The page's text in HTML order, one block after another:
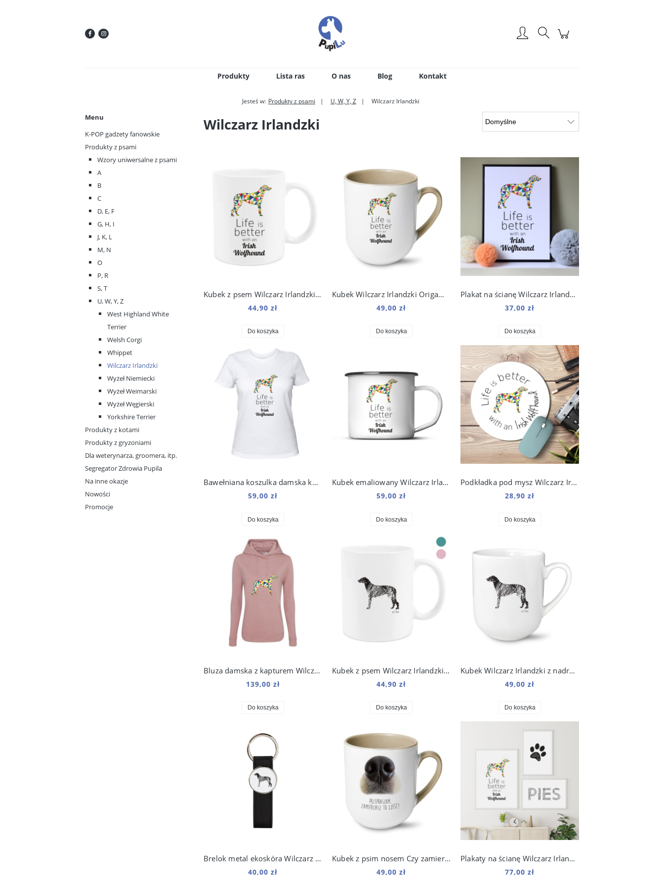
Produkty Lista ras O nas Blog Kontakt
Jesteś w: Produkty z psami U, W, Y, Z Wilczarz Irlandzki
Menu
K-POP gadżety fanowskie
Produkty z psami
Wzory uniwersalne z psami
A
B
C
D, E, F
G, H, I
J, K, L
M, N
O
P, R
S, T
U, W, Y, Z
West Highland White
Terrier
Welsh Corgi
Whippet
Wilczarz Irlandzki
Wyżeł Niemiecki
Wyżeł Weimarski
Wyżeł Węgierski
Yorkshire Terrier
Produkty z kotami
Produkty z gryzoniami
Dla weterynarza, groomera, itp.
Segregator Zdrowia Pupila
Na inne okazje
Nowości
Promocje
Wilczarz Irlandzki
Kubek z psem Wilczarz Irlandzki Origami 330 ml
44,90 zł
Do koszyka
Kubek Wilczarz Irlandzki Origami 250 ml
49,00 zł
Do koszyka
Plakat na ścianę Wilczarz Irlandzki Origami do salonu
37,00 zł
Do koszyka
Bawełniana koszulka damska kolorowy Wilczarz Irlandzki
59,00 zł
Do koszyka
Kubek emaliowany Wilczarz Irlandzki z nadrukiem Origami Biały
59,00 zł
Do koszyka
Podkładka pod mysz Wilczarz Irlandzki z nadrukiem Origami
28,90 zł
Do koszyka
Bluza damska z kapturem Wilczarz Irlandzki Origami
139,00 zł
Do koszyka
Kubek z psem Wilczarz Irlandzki Art 330 ml
44,90 zł
Do koszyka
Kubek Wilczarz Irlandzki z nadrukiem Art 250 ml
49,00 zł
Do koszyka
Brelok metal ekoskóra Wilczarz Irlandzki
40,00 zł
Kubek z psim nosem Czy zamierzasz to zjeść 250 ml
49,00 zł
Plakaty na ścianę Wilczarz Irlandzki zestaw do salonu
77,00 zł